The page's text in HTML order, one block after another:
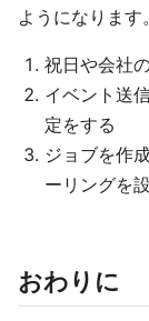
ようになります。
祝日や会社
イベント送
定をする
ジョブを作
ーリングを
おわりに